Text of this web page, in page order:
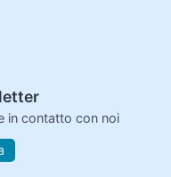
in contatto con noi